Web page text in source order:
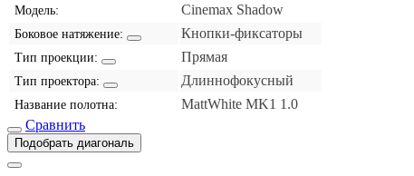
Модель: Cinemax Shadow
Боковое натяжение: Кнопки-фиксаторы
Тип проекции: Прямая
Тип проектора: Длиннофокусный
Название полотна:
MattWhite MK1 1.0
Сравнить
Подобрать диагональ